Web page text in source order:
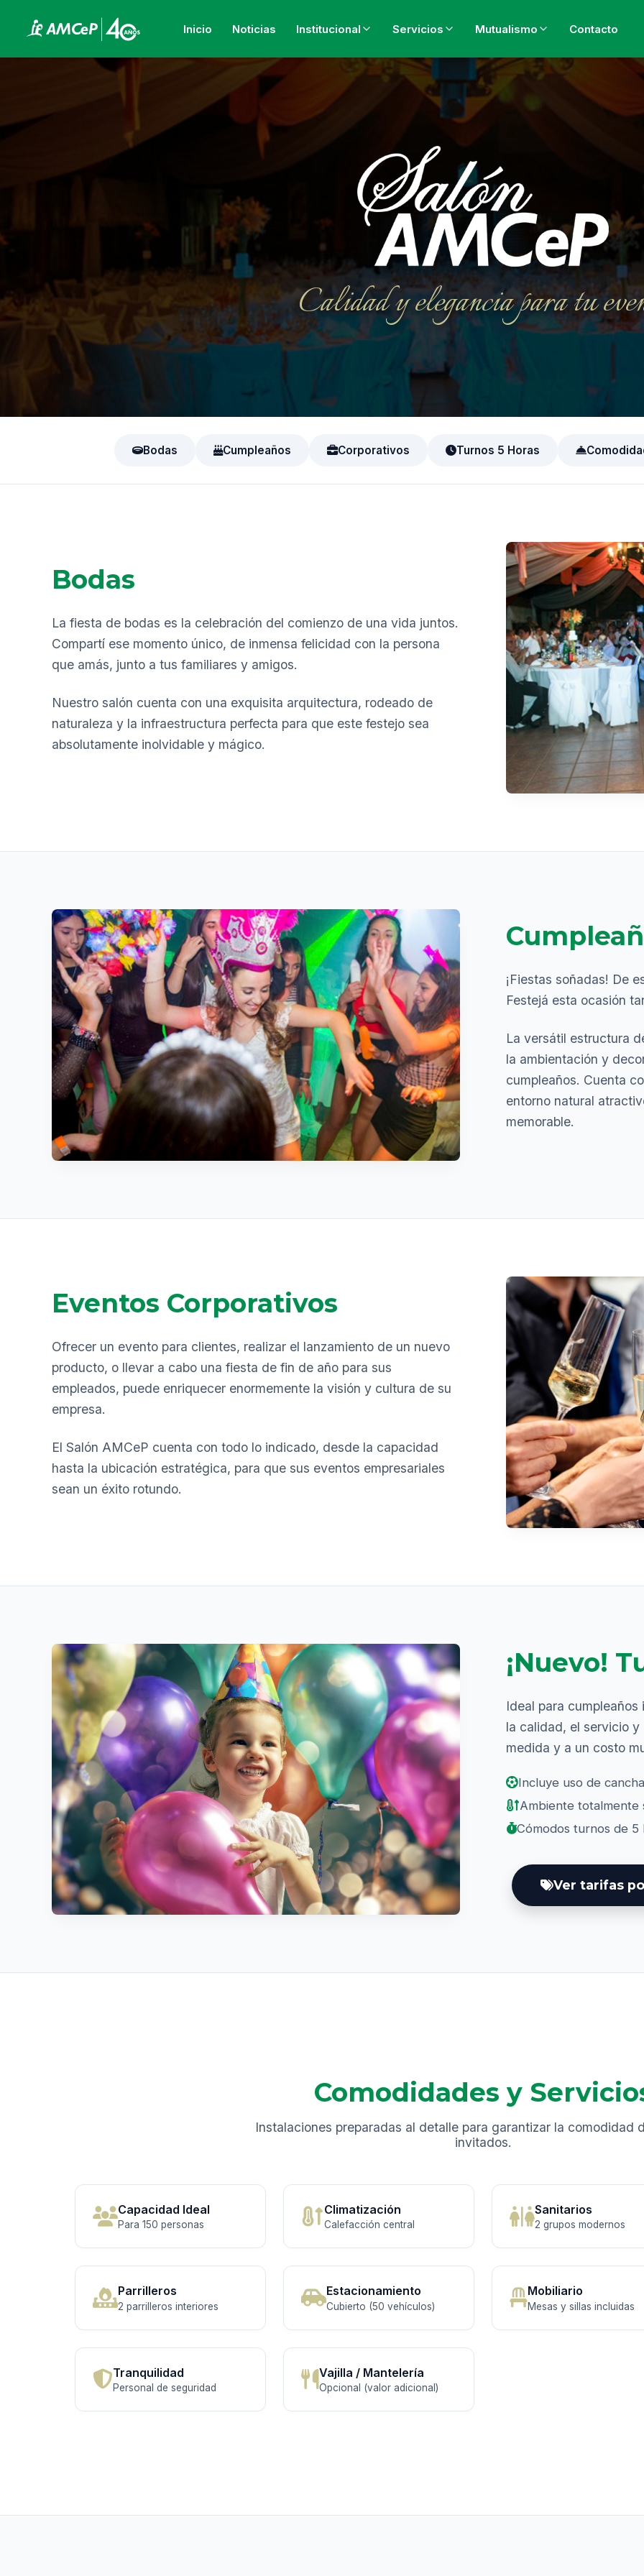
Inicio Noticias Institucional Servicios Mutualismo Contacto
Calidad y elegancia para tu
Bodas Cumpleaños Corporativos Turnos 5 Horas
Bodas
La fiesta de bodas es la celebración del comienzo de una vida juntos.
Compartí ese momento único, de inmensa felicidad con la persona
que amás, junto a tus familiares y amigos.
Nuestro salón cuenta con una exquisita arquitectura, rodeado de
naturaleza y la infraestructura perfecta para que este festejo sea
absolutamente inolvidable y mágico.
¡Fiestas soñadas! De
Festejá esta ocasión
La versátil estructura
la ambientación y
cumpleaños. Cuenta
entorno natural
memorable.
Eventos Corporativos
Ofrecer un evento para clientes, realizar el lanzamiento de un nuevo
producto, o llevar a cabo una fiesta de fin de año para sus
empleados, puede enriquecer enormemente la visión y cultura de su
empresa.
El Salón AMCeP cuenta con todo lo indicado, desde la capacidad
hasta la ubicación estratégica, para que sus eventos empresariales
sean un éxito rotundo.
¡Nuevo!
Ideal para
la calidad, el servicio
medida y a un costo
Incluye uso de
Ambiente totalmente
Cómodos turnos de 5
Ver tarifas
Comodidades y
Instalaciones preparadas al detalle para garantizar la comodidad
invitados.
Capacidad Ideal
Para 150 personas
Climatización
Calefacción central
Sanitarios
2 grupos modernos
Parrilleros
2 parrilleros interiores
Estacionamiento
Cubierto (50 vehículos)
Mobiliario
Mesas y sillas incluidas
Tranquilidad
Personal de seguridad
Vajilla / Mantelería
Opcional (valor adicional)